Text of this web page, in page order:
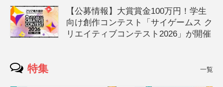
【公募情報】大賞賞金100万円！学生
向け創作コンテスト「サイゲームス ク
リエイティブコンテスト2026」が開催
特集 一覧